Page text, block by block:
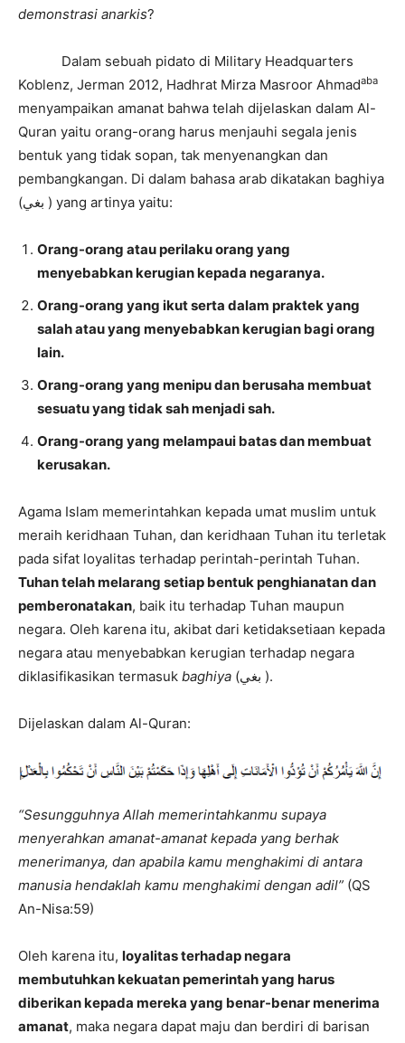
demonstrasi anarkis?
Dalam sebuah pidato di Military Headquarters
Koblenz, Jerman 2012, Hadhrat Mirza Masroor Ahmadaba
menyampaikan amanat bahwa telah dijelaskan dalam Al-
Quran yaitu orang-orang harus menjauhi segala jenis
bentuk yang tidak sopan, tak menyenangkan dan
pembangkangan. Di dalam bahasa arab dikatakan baghiya
(بغي ) yang artinya yaitu:
Orang-orang atau perilaku orang yang
menyebabkan kerugian kepada negaranya.
Orang-orang yang ikut serta dalam praktek yang
salah atau yang menyebabkan kerugian bagi orang
lain.
Orang-orang yang menipu dan berusaha membuat
sesuatu yang tidak sah menjadi sah.
Orang-orang yang melampaui batas dan membuat
kerusakan.
Agama Islam memerintahkan kepada umat muslim untuk
meraih keridhaan Tuhan, dan keridhaan Tuhan itu terletak
pada sifat loyalitas terhadap perintah-perintah Tuhan.
Tuhan telah melarang setiap bentuk penghianatan dan
pemberonatakan, baik itu terhadap Tuhan maupun
negara. Oleh karena itu, akibat dari ketidaksetiaan kepada
negara atau menyebabkan kerugian terhadap negara
diklasifikasikan termasuk baghiya (بغي ).
Dijelaskan dalam Al-Quran:
“Sesungguhnya Allah memerintahkanmu supaya
menyerahkan amanat-amanat kepada yang berhak
menerimanya, dan apabila kamu menghakimi di antara
manusia hendaklah kamu menghakimi dengan adil” (QS
An-Nisa:59)
Oleh karena itu, loyalitas terhadap negara
membutuhkan kekuatan pemerintah yang harus
diberikan kepada mereka yang benar-benar menerima
amanat, maka negara dapat maju dan berdiri di barisan